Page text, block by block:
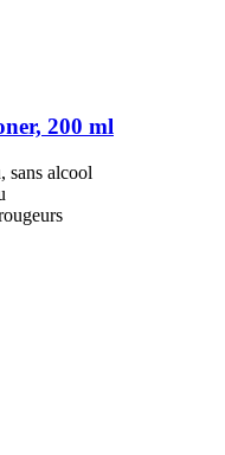
200 ml
sans alcool